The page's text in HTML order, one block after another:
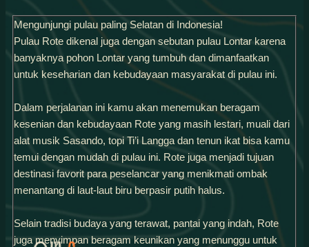
Mengunjungi pulau paling Selatan di Indonesia!
Pulau Rote dikenal juga dengan sebutan pulau Lontar karena
banyaknya pohon Lontar yang tumbuh dan dimanfaatkan
untuk keseharian dan kebudayaan masyarakat di pulau ini.
Dalam perjalanan ini kamu akan menemukan beragam
kesenian dan kebudayaan Rote yang masih lestari, muali dari
alat musik Sasando, topi Ti’i Langga dan tenun ikat bisa kamu
temui dengan mudah di pulau ini. Rote juga menjadi tujuan
destinasi favorit para peselancar yang menikmati ombak
menantang di laut-laut biru berpasir putih halus.
Selain tradisi budaya yang terawat, pantai yang indah, Rote
juga menyimpan beragam keunikan yang menunggu untuk